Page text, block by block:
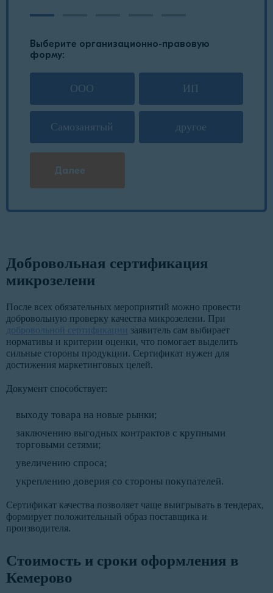
Выберите организационно-правовую
форму:
ООО ИП
Самозанятый другое
Далее
Добровольная сертификация
микрозелени
После всех обязательных мероприятий можно провести
добровольную проверку качества микрозелени. При
добровольной сертификации заявитель сам выбирает
нормативы и критерии оценки, что помогает выделить
сильные стороны продукции. Сертификат нужен для
достижения маркетинговых целей.
Документ способствует:
выходу товара на новые рынки;
заключению выгодных контрактов с крупными
торговыми сетями;
увеличению спроса;
укреплению доверия со стороны покупателей.
Сертификат качества позволяет чаще выигрывать в тендерах,
формирует положительный образ поставщика и
производителя.
Стоимость и сроки оформления в
Кемерово